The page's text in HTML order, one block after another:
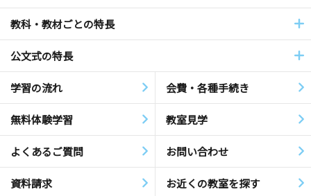
教科・教材ごとの特長
公文式の特長
学習の流れ 会費・各種手続き
無料体験学習 教室見学
よくあるご質問 お問い合わせ
資料請求 お近くの教室を探す